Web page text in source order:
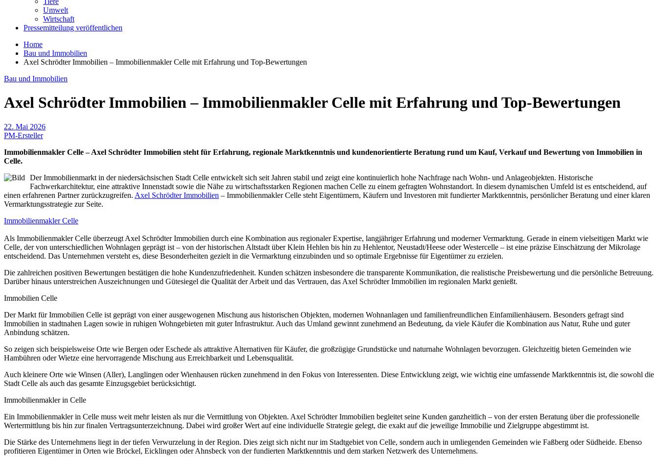
Umwelt
Wirtschaft
Pressemitteilung veröffentlichen
Home
Bau und Immobilien
Axel Schrödter Immobilien – Immobilienmakler Celle mit Erfahrung und Top-Bewertungen
Bau und Immobilien
Axel Schrödter Immobilien – Immobilienmakler Celle mit Erfahrung und Top-Bewertungen
22. Mai 2026
PM-Ersteller
Immobilienmakler Celle – Axel Schrödter Immobilien steht für Erfahrung, regionale Marktkenntnis und kundenorientierte Beratung rund um Kauf, Verkauf und Bewertung von Immobilien in
Celle.
Der Immobilienmarkt in der niedersächsischen Stadt Celle entwickelt sich seit Jahren stabil und zeigt eine kontinuierlich hohe Nachfrage nach Wohn- und Anlageobjekten. Historische
Fachwerkarchitektur, eine attraktive Innenstadt sowie die Nähe zu wirtschaftsstarken Regionen machen Celle zu einem gefragten Wohnstandort. In diesem dynamischen Umfeld ist es entscheidend, auf
einen erfahrenen Partner zurückzugreifen. Axel Schrödter Immobilien – Immobilienmakler Celle steht Eigentümern, Käufern und Investoren mit fundierter Marktkenntnis, persönlicher Beratung und einer klaren
Vermarktungsstrategie zur Seite.
Immobilienmakler Celle
Als Immobilienmakler Celle überzeugt Axel Schrödter Immobilien durch eine Kombination aus regionaler Expertise, langjähriger Erfahrung und moderner Vermarktung. Gerade in einem vielseitigen Markt wie
Celle, der von unterschiedlichen Wohnlagen geprägt ist – von der historischen Altstadt über Klein Hehlen bis hin zu Hehlentor, Neustadt/Heese oder Westercelle – ist eine präzise Einschätzung der Mikrolage
entscheidend. Das Unternehmen versteht es, diese Besonderheiten gezielt in die Vermarktung einzubinden und so optimale Ergebnisse für Eigentümer zu erzielen.
Die zahlreichen positiven Bewertungen bestätigen die hohe Kundenzufriedenheit. Kunden schätzen insbesondere die transparente Kommunikation, die realistische Preisbewertung und die persönliche Betreuung.
Darüber hinaus unterstreichen Auszeichnungen und Gütesiegel die Qualität der Arbeit und das Vertrauen, das Axel Schrödter Immobilien im regionalen Markt genießt.
Immobilien Celle
Der Markt für Immobilien Celle ist geprägt von einer ausgewogenen Mischung aus historischen Objekten, modernen Wohnanlagen und familienfreundlichen Einfamilienhäusern. Besonders gefragt sind
Immobilien in stadtnahen Lagen sowie in ruhigen Wohngebieten mit guter Infrastruktur. Auch das Umland gewinnt zunehmend an Bedeutung, da viele Käufer die Kombination aus Natur, Ruhe und guter
Anbindung schätzen.
So zeigen sich beispielsweise Orte wie Bergen oder Eschede als attraktive Alternativen für Käufer, die großzügige Grundstücke und naturnahe Wohnlagen bevorzugen. Gleichzeitig bieten Gemeinden wie
Hambühren oder Wietze eine hervorragende Mischung aus Erreichbarkeit und Lebensqualität.
Auch kleinere Orte wie Winsen (Aller), Langlingen oder Wienhausen rücken zunehmend in den Fokus von Interessenten. Diese Entwicklung zeigt, wie wichtig eine umfassende Marktkenntnis ist, die sowohl die
Stadt Celle als auch das gesamte Einzugsgebiet berücksichtigt.
Immobilienmakler in Celle
Ein Immobilienmakler in Celle muss weit mehr leisten als nur die Vermittlung von Objekten. Axel Schrödter Immobilien begleitet seine Kunden ganzheitlich – von der ersten Beratung über die professionelle
Wertermittlung bis hin zur finalen Vertragsunterzeichnung. Dabei wird großer Wert auf eine individuelle Strategie gelegt, die exakt auf die jeweilige Immobilie und Zielgruppe abgestimmt ist.
Die Stärke des Unternehmens liegt in der tiefen Verwurzelung in der Region. Dies zeigt sich nicht nur im Stadtgebiet von Celle, sondern auch in umliegenden Gemeinden wie Faßberg oder Südheide. Ebenso
profitieren Eigentümer in Orten wie Bröckel, Eicklingen oder Ahnsbeck von der fundierten Marktkenntnis und dem starken Netzwerk des Unternehmens.